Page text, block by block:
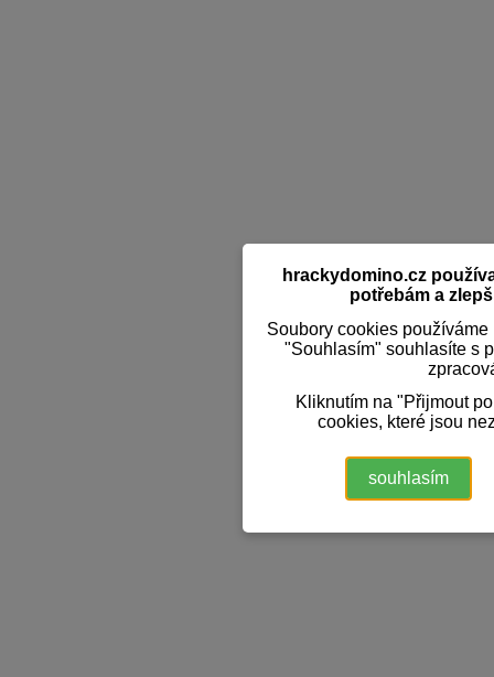
hrackydomino.cz
potřebám a
Soubory cookies
"Souhlasím" souhlasíte s
Kliknutím na "Přijmout
cookies, které jsou
souhlasím